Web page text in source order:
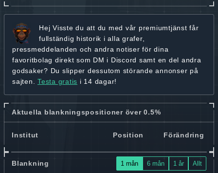
Hej Visste du att du med vår premiumtjänst får
fullständig historik i alla grafer,
pressmeddelanden och andra notiser för dina
favoritbolag direkt som DM i Discord samt en del andra
godsaker? Du slipper dessutom störande annonser på
sajten. Testa gratis i 14 dagar!
Aktuella blankningspositioner över 0.5%
Institut Position Förändring
Blankning 1 mån 6 mån 1 år Allt